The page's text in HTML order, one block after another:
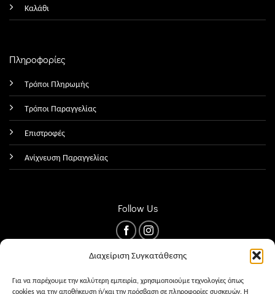
Διαχείριση Συγκατάθεσης
Για να παρέχουμε την καλύτερη εμπειρία, χρησιμοποιούμε τεχνολογίες όπως
cookies για την αποθήκευση ή/και την πρόσβαση σε πληροφορίες συσκευών. Η
Καλάθι
Πληροφορίες
Τρόποι Πληρωμής
Τρόποι Παραγγελίας
Επιστροφές
Ανίχνευση Παραγγελίας
Follow Us